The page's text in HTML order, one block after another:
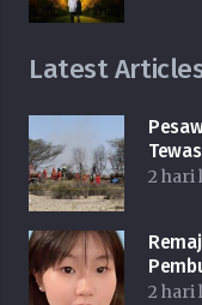
Latest
Tewas
2 hari
2 hari